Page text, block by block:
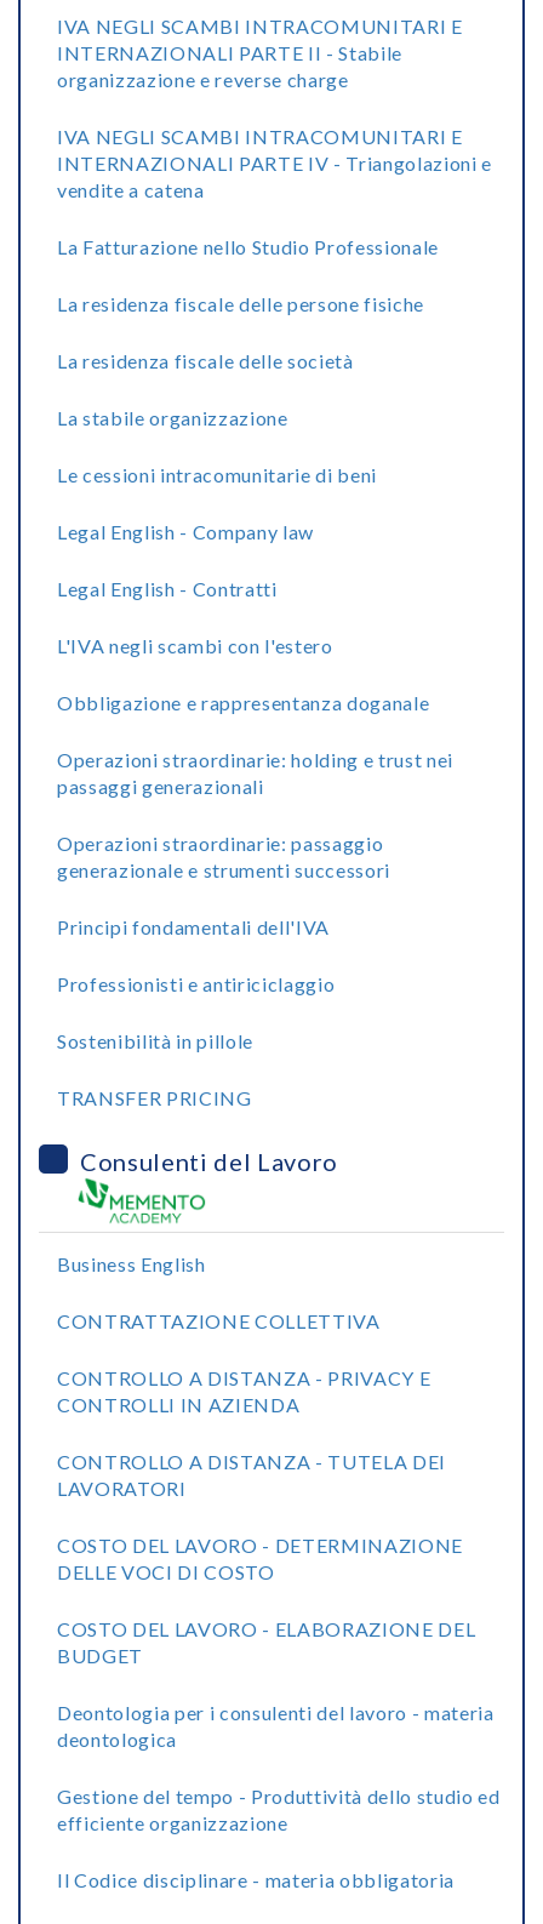
IVA NEGLI SCAMBI INTRACOMUNITARI E
INTERNAZIONALI PARTE II - Stabile
organizzazione e reverse charge
IVA NEGLI SCAMBI INTRACOMUNITARI E
INTERNAZIONALI PARTE IV - Triangolazioni e
vendite a catena
La Fatturazione nello Studio Professionale
La residenza fiscale delle persone fisiche
La residenza fiscale delle società
La stabile organizzazione
Le cessioni intracomunitarie di beni
Legal English - Company law
Legal English - Contratti
L'IVA negli scambi con l'estero
Obbligazione e rappresentanza doganale
Operazioni straordinarie: holding e trust nei
passaggi generazionali
Operazioni straordinarie: passaggio
generazionale e strumenti successori
Principi fondamentali dell'IVA
Professionisti e antiriciclaggio
Sostenibilità in pillole
TRANSFER PRICING
Consulenti del Lavoro
Business English
CONTRATTAZIONE COLLETTIVA
CONTROLLO A DISTANZA - PRIVACY E
CONTROLLI IN AZIENDA
CONTROLLO A DISTANZA - TUTELA DEI
LAVORATORI
COSTO DEL LAVORO - DETERMINAZIONE
DELLE VOCI DI COSTO
COSTO DEL LAVORO - ELABORAZIONE DEL
BUDGET
Deontologia per i consulenti del lavoro - materia
deontologica
Gestione del tempo - Produttività dello studio ed
efficiente organizzazione
Il Codice disciplinare - materia obbligatoria